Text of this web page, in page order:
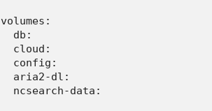
volumes:
  db:
  cloud:
  config:
  aria2-dl:
  ncsearch-data: